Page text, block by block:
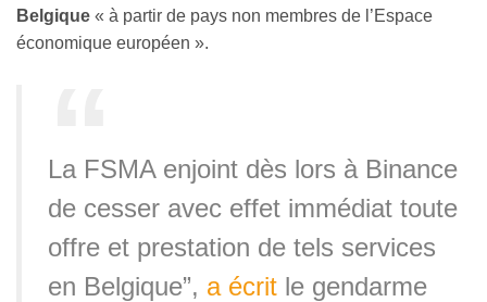
Belgique « à partir de pays non membres de l’Espace
économique européen ».
La FSMA enjoint dès lors à Binance
de cesser avec effet immédiat toute
offre et prestation de tels services
en Belgique”, a écrit le gendarme